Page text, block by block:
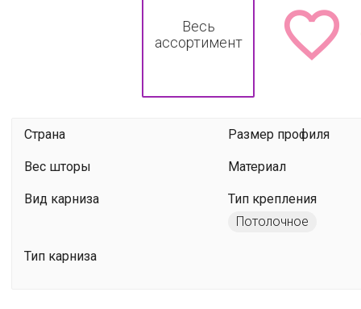
Весь
ассортимент

Страна Размер профиля
Вес шторы Материал
Вид карниза
Тип крепления
Потолочное
Тип карниза